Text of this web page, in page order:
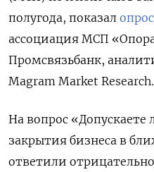
полугода, показал опрос
ассоциация МСП
Промсвязьбанк,
Magram Market Research.
На вопрос
закрытия бизнеса в
ответили